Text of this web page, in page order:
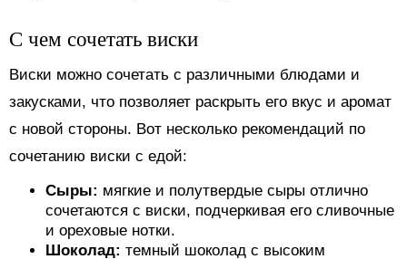
С чем сочетать виски
Виски можно сочетать с различными блюдами и
закусками, что позволяет раскрыть его вкус и аромат
с новой стороны. Вот несколько рекомендаций по
сочетанию виски с едой:
Сыры: мягкие и полутвердые сыры отлично
сочетаются с виски, подчеркивая его сливочные
и ореховые нотки.
Шоколад: темный шоколад с высоким